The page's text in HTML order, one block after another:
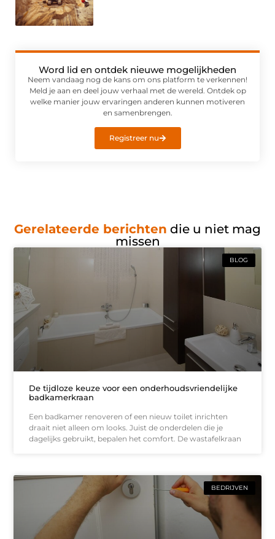
Word lid en ontdek nieuwe mogelijkheden
Neem vandaag nog de kans om ons platform te verkennen!
Meld je aan en deel jouw verhaal met de wereld. Ontdek op
welke manier jouw ervaringen anderen kunnen motiveren
en samenbrengen.
Registreer nu
Gerelateerde berichten die u niet mag
missen
BLOG
De tijdloze keuze voor een onderhoudsvriendelijke
badkamerkraan
Een badkamer renoveren of een nieuw toilet inrichten
draait niet alleen om looks. Juist de onderdelen die je
dagelijks gebruikt, bepalen het comfort. De wastafelkraan
BEDRIJVEN